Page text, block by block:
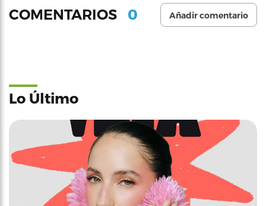
COMENTARIOS 0 Añadir comentario
Lo Último